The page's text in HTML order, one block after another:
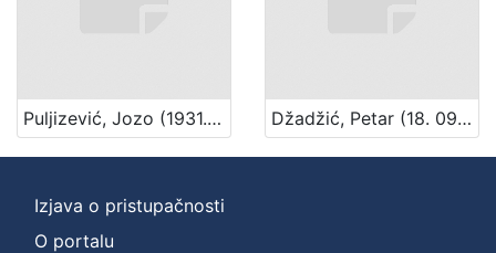
Puljizević, Jozo (1931. – 2010.) Džadžić, Petar (18. 09. 1929. – 31. 07. 1996.)
Izjava o pristupačnosti
O portalu